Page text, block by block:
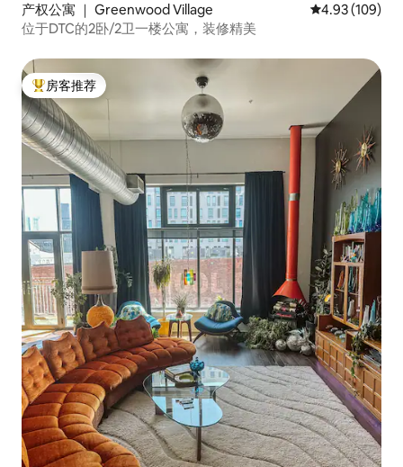
产权公寓 ｜ Greenwood Village 平均评分 4.93
4.93 (109)
位于DTC的2卧/2卫一楼公寓，装修精美
热门「房客推荐」
房客推荐